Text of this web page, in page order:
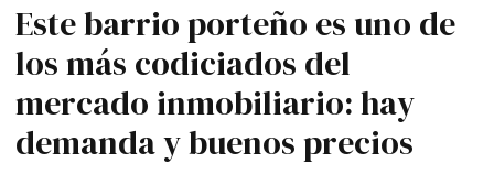
Este barrio porteño es uno de
los más codiciados del
mercado inmobiliario: hay
demanda y buenos precios